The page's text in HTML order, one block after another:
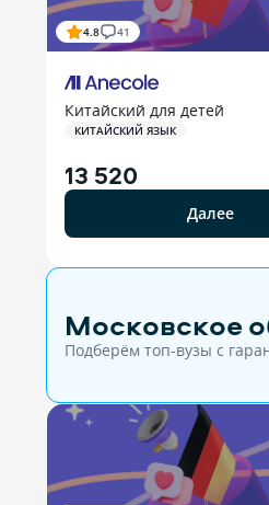
4.8 41
Китайский для детей
КИТАЙСКИЙ ЯЗЫК
13 520
Далее
Московское
Подберём топ-вузы c